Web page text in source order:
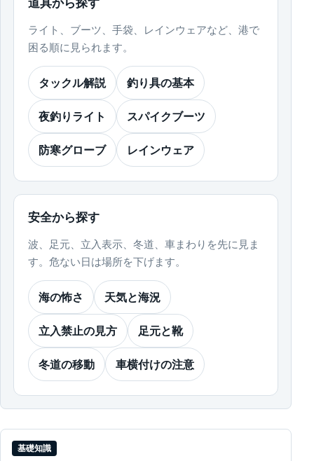
ライト、ブーツ、手袋、レインウェアなど、港で
困る順に見られます。
タックル解説 釣り具の基本
夜釣りライト スパイクブーツ
防寒グローブ レインウェア
安全から探す
波、足元、立入表示、冬道、車まわりを先に見ま
す。危ない日は場所を下げます。
海の怖さ 天気と海況
立入禁止の見方 足元と靴
冬道の移動 車横付けの注意
基礎知識